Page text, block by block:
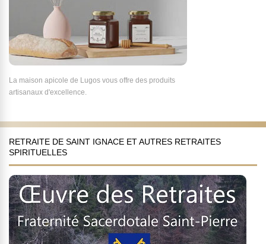
La maison apicole de Lugos vous offre des produits
artisanaux d'excellence.
RETRAITE DE SAINT IGNACE ET AUTRES RETRAITES
SPIRITUELLES